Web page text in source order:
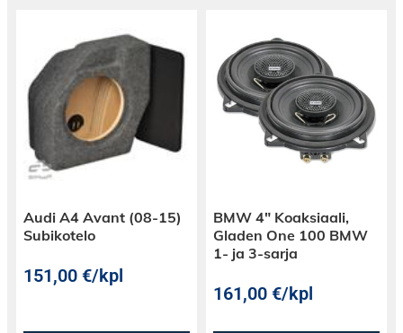
Audi A4 Avant (08-15)
Subikotelo
151,00€/kpl
BMW 4″ Koaksiaali,
Gladen One 100 BMW
1- ja 3-sarja
161,00€/kpl